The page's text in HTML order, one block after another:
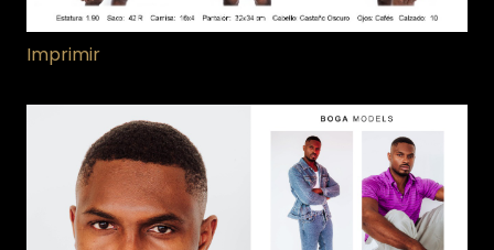
Imprimir